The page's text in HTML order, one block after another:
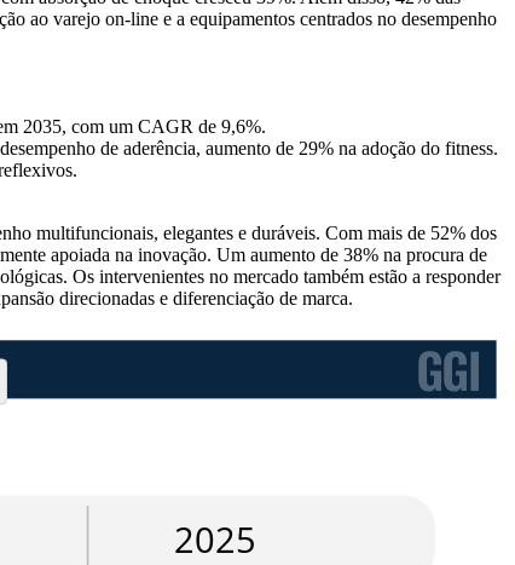
ao varejo on-line e a equipamentos centrados no desempenho
2035, com um CAGR de 9,6%.
de aderência, aumento de 29% na adoção do fitness.
multifuncionais, elegantes e duráveis. Com mais de 52% dos
apoiada na inovação. Um aumento de 38% na procura de
Os intervenientes no mercado também estão a responder
direcionadas e diferenciação de marca.